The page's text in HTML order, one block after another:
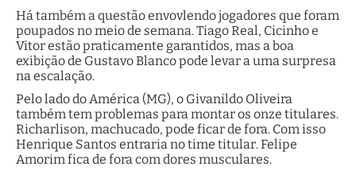
Há também a questão envovlendo jogadores que foram
poupados no meio de semana. Tiago Real, Cicinho e
Vitor estão praticamente garantidos, mas a boa
exibição de Gustavo Blanco pode levar a uma surpresa
na escalação.
Pelo lado do América (MG), o Givanildo Oliveira
também tem problemas para montar os onze titulares.
Richarlison, machucado, pode ficar de fora. Com isso
Henrique Santos entraria no time titular. Felipe
Amorim fica de fora com dores musculares.